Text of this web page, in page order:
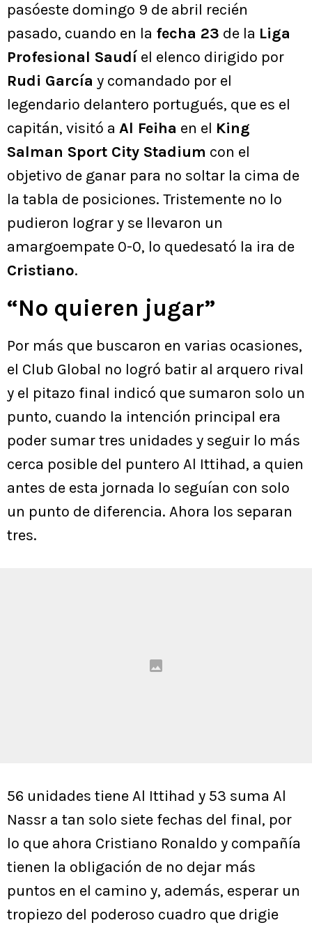
pasóeste domingo 9 de abril recién
pasado, cuando en la fecha 23 de la Liga
Profesional Saudí el elenco dirigido por
Rudi García y comandado por el
legendario delantero portugués, que es el
capitán, visitó a Al Feiha en el King
Salman Sport City Stadium con el
objetivo de ganar para no soltar la cima de
la tabla de posiciones. Tristemente no lo
pudieron lograr y se llevaron un
amargoempate 0-0, lo quedesató la ira de
Cristiano.
“No quieren jugar”
Por más que buscaron en varias ocasiones,
el Club Global no logró batir al arquero rival
y el pitazo final indicó que sumaron solo un
punto, cuando la intención principal era
poder sumar tres unidades y seguir lo más
cerca posible del puntero Al Ittihad, a quien
antes de esta jornada lo seguían con solo
un punto de diferencia. Ahora los separan
tres.
56 unidades tiene Al Ittihad y 53 suma Al
Nassr a tan solo siete fechas del final, por
lo que ahora Cristiano Ronaldo y compañía
tienen la obligación de no dejar más
puntos en el camino y, además, esperar un
tropiezo del poderoso cuadro que drigie